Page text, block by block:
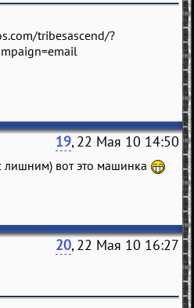
tribesascend/?
19, 22 Мая 10 14:50
лишним) вот это машинка
20, 22 Мая 10 16:27